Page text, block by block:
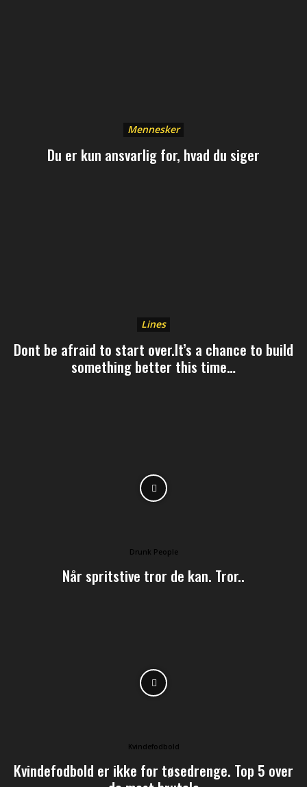
Mennesker
Du er kun ansvarlig for, hvad du siger
Lines
Dont be afraid to start over.It’s a chance to build
something better this time…
Drunk People
Når spritstive tror de kan. Tror..
Kvindefodbold
Kvindefodbold er ikke for tøsedrenge. Top 5 over